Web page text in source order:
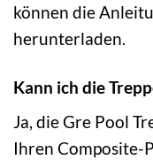
können die
herunterladen.
Kann ich die
Ja, die Gre Pool
Ihren Composite-